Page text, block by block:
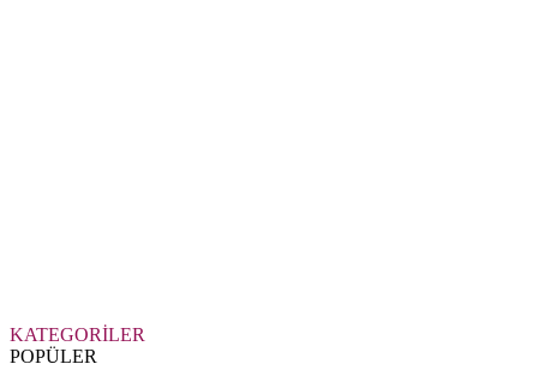
KATEGORİLER
POPÜLER